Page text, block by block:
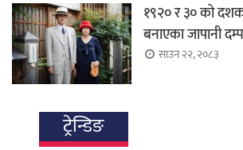
१९२० र ३० को
बनाएका जापानी
साउन २२, २०८३
ट्रेन्डिङ